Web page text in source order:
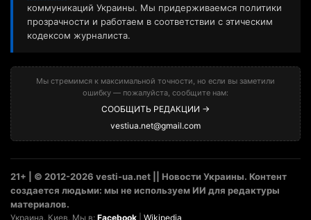
коммуникаций Украины. Мы придерживаемся политики
прозрачности и работаем в соответствии с этическим
кодексом журналиста.
Мы стремимся к максимальной точности, но если вы заметили
ошибку — пожалуйста, сообщите нам:
СООБЩИТЬ РЕДАКЦИИ →
vestiua.net@gmail.com
21+ | © 2012-2026 vesti-ua.net || Новости Украины. Контент
создается людьми: мы не используем ИИ для редактуры
материалов.
Украина. Киев. Мы в: Facebook Wikipedia